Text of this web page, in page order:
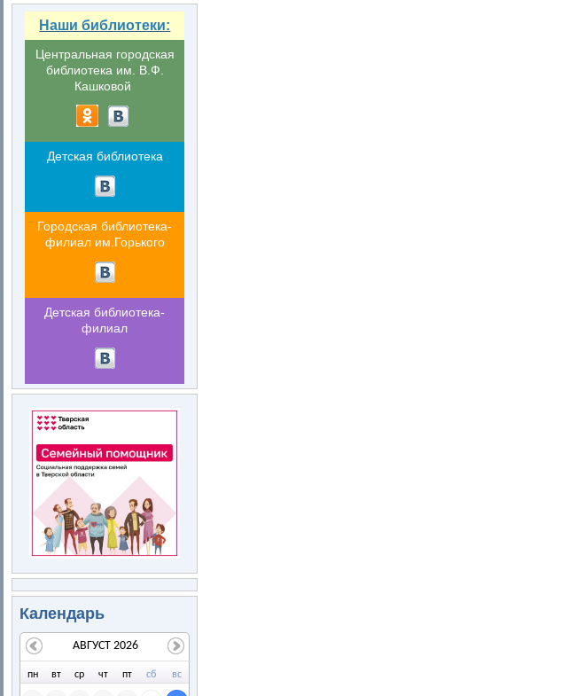
Наши библиотеки:
Центральная городская
библиотека им. В.Ф.
Кашковой
Детская библиотека
Городская библиотека-
филиал им.Горького
Детская библиотека-
филиал
Календарь
пн вт ср чт пт сб вс
АВГУСТ 2026